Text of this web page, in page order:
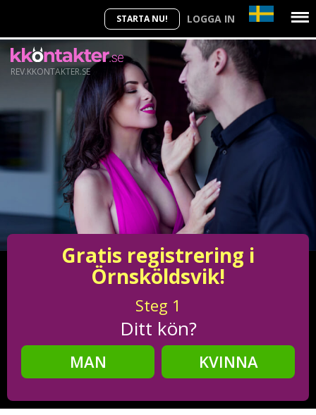
STARTA NU! LOGGA IN
REV.KKONTAKTER.SE
Gratis registrering i
Örnsköldsvik!
Steg 1
Ditt kön?
MAN
KVINNA
Steg2